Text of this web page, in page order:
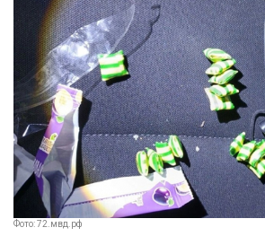
КУЛЬТУРА
БЕЗОПАСНОСТЬ
СПОРТ
АРХИВ PDF
Фото: 72.мвд.рф